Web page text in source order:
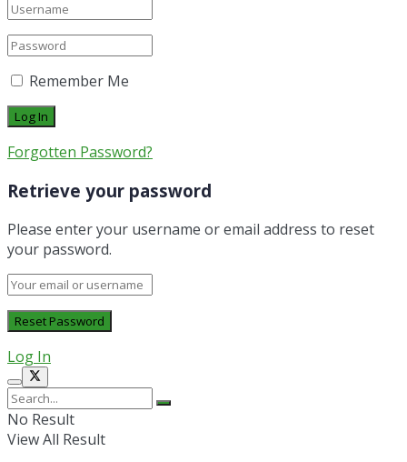
Remember Me
Forgotten Password?
Retrieve your password
Please enter your username or email address to reset
your password.
Log In
No Result
View All Result